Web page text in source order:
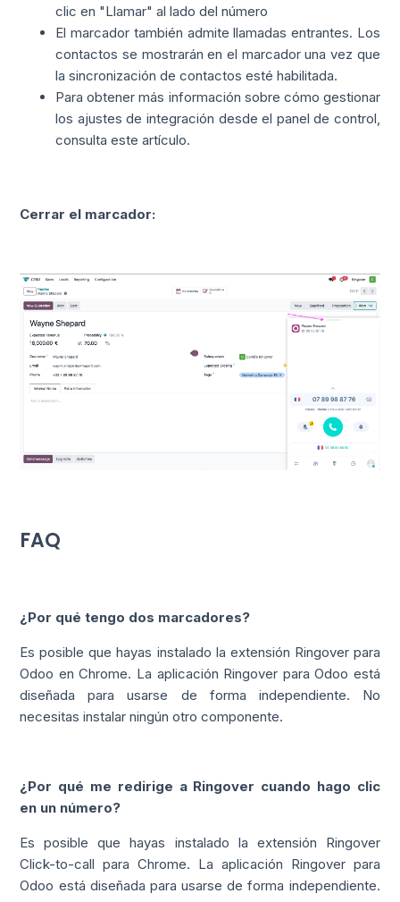
clic en "Llamar" al lado del número
El marcador también admite llamadas entrantes. Los
contactos se mostrarán en el marcador una vez que
la sincronización de contactos esté habilitada.
Para obtener más información sobre cómo gestionar
los ajustes de integración desde el panel de control,
consulta este artículo.
Cerrar el marcador:
FAQ
¿Por qué tengo dos marcadores?
Es posible que hayas instalado la extensión Ringover para
Odoo en Chrome. La aplicación Ringover para Odoo está
diseñada para usarse de forma independiente. No
necesitas instalar ningún otro componente.
¿Por qué me redirige a Ringover cuando hago clic
en un número?
Es posible que hayas instalado la extensión Ringover
Click-to-call para Chrome. La aplicación Ringover para
Odoo está diseñada para usarse de forma independiente.